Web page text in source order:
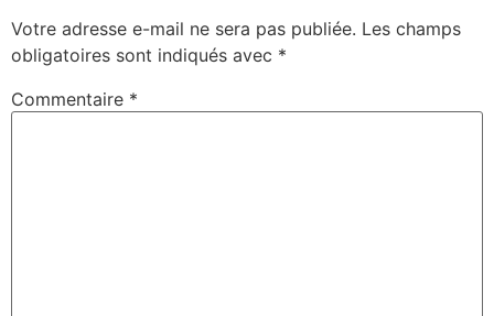
Votre adresse e-mail ne sera pas publiée. Les champs
obligatoires sont indiqués avec *
Commentaire *